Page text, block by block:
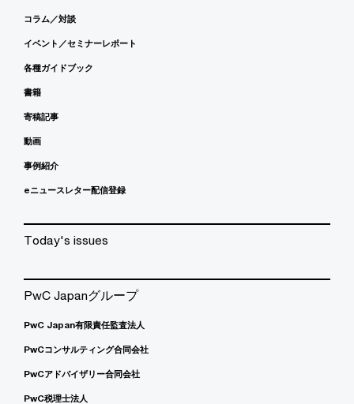
コラム／対談
イベント／セミナーレポート
各種ガイドブック
書籍
寄稿記事
動画
事例紹介
eニュースレター配信登録
Today's issues
PwC Japanグループ
PwC Japan有限責任監査法人
PwCコンサルティング合同会社
PwCアドバイザリー合同会社
PwC税理士法人